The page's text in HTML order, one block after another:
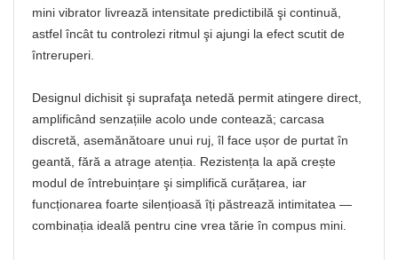
mini vibrator livrează intensitate predictibilă şi continuă,
astfel încât tu controlezi ritmul şi ajungi la efect scutit de
întreruperi.
Designul dichisit şi suprafaţa netedă permit atingere direct,
amplificând senzațiile acolo unde contează; carcasa
discretă, asemănătoare unui ruj, îl face ușor de purtat în
geantă, fără a atrage atenția. Rezistența la apă crește
modul de întrebuințare şi simplifică curățarea, iar
funcționarea foarte silențioasă îți păstrează intimitatea —
combinația ideală pentru cine vrea tărie în compus mini.